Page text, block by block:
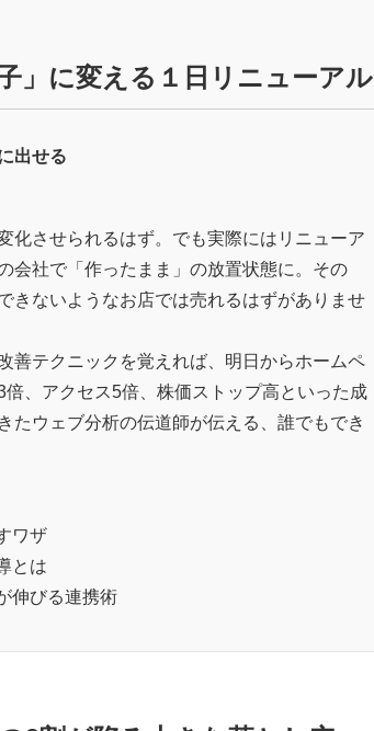
」に変える１日リニューアル
出せる
化させられるはず。でも実際にはリニューア
会社で「作ったまま」の放置状態に。その
きないようなお店では売れるはずがありませ
善テクニックを覚えれば、明日からホームペ
、アクセス5倍、株価ストップ高といった成
たウェブ分析の伝道師が伝える、誰でもでき
ワザ
とは
伸びる連携術